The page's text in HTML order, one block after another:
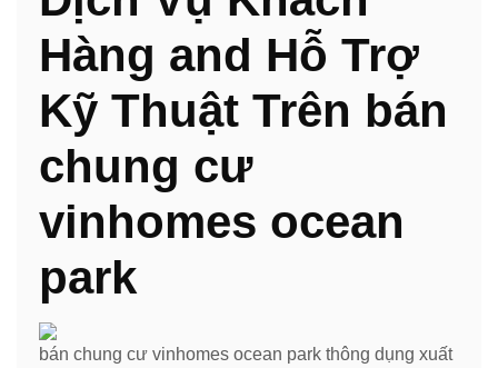
Hàng and Hỗ Trợ
Kỹ Thuật Trên bán
chung cư
vinhomes ocean
park
bán chung cư vinhomes ocean park thông dụng xuất